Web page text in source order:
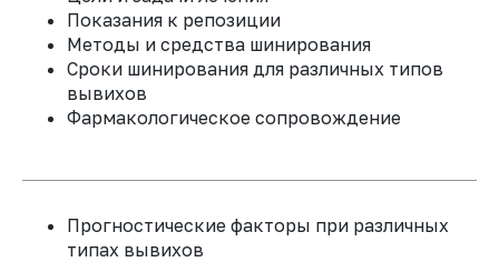
Показания к репозиции
Методы и средства шинирования
Сроки шинирования для различных типов
вывихов
Фармакологическое сопровождение
Прогностические факторы при различных
типах вывихов
1 модуль 33 000 ₽
Доступ к учебным материалам
6 месяцев
Именной сертификат
Обратная связь от спикера
Закрытый телеграмм чат